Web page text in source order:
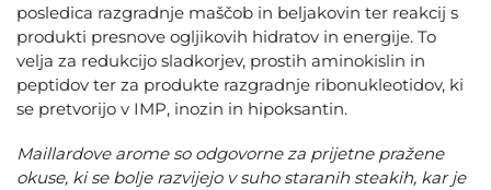
posledica razgradnje maščob in beljakovin ter reakcij s
produkti presnove ogljikovih hidratov in energije. To
velja za redukcijo sladkorjev, prostih aminokislin in
peptidov ter za produkte razgradnje ribonukleotidov, ki
se pretvorijo v IMP, inozin in hipoksantin.
Maillardove arome so odgovorne za prijetne pražene
okuse, ki se bolje razvijejo v suho staranih steakih, kar je